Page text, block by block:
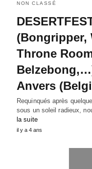
NON CLASSÉ
(Bongripper,
Throne
Anvers
Requinqués après
sous un soleil radieux,
la suite
il y a 4 ans